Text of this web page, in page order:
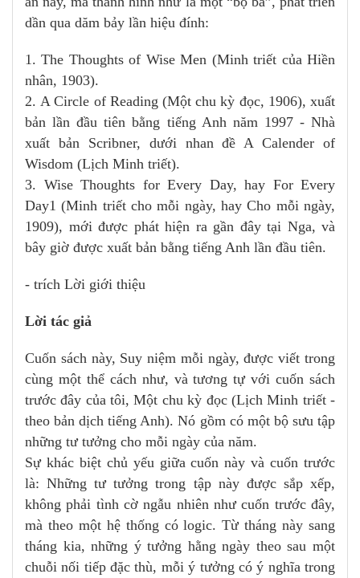
dần qua dăm bảy lần hiệu đính:
1. The Thoughts of Wise Men (Minh triết của Hiền
nhân, 1903).
2. A Circle of Reading (Một chu kỳ đọc, 1906), xuất
bản lần đầu tiên bằng tiếng Anh năm 1997 - Nhà
xuất bản Scribner, dưới nhan đề A Calender of
Wisdom (Lịch Minh triết).
3. Wise Thoughts for Every Day, hay For Every
Day1 (Minh triết cho mỗi ngày, hay Cho mỗi ngày,
1909), mới được phát hiện ra gần đây tại Nga, và
bây giờ được xuất bản bằng tiếng Anh lần đầu tiên.
- trích Lời giới thiệu
Lời tác giả
Cuốn sách này, Suy niệm mỗi ngày, được viết trong
cùng một thể cách như, và tương tự với cuốn sách
trước đây của tôi, Một chu kỳ đọc (Lịch Minh triết -
theo bản dịch tiếng Anh). Nó gồm có một bộ sưu tập
những tư tưởng cho mỗi ngày của năm.
Sự khác biệt chủ yếu giữa cuốn này và cuốn trước
là: Những tư tưởng trong tập này được sắp xếp,
không phải tình cờ ngẫu nhiên như cuốn trước đây,
mà theo một hệ thống có logic. Từ tháng này sang
tháng kia, những ý tưởng hằng ngày theo sau một
chuỗi nối tiếp đặc thù, mỗi ý tưởng có ý nghĩa trong